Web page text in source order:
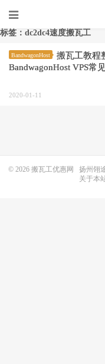
标签：dc2dc4速度搬瓦工
BandwagonHost
搬瓦工教程
BandwagonHost VPS常
2020-01-11
© 2026 搬瓦工优惠网 扬州翎
关于本